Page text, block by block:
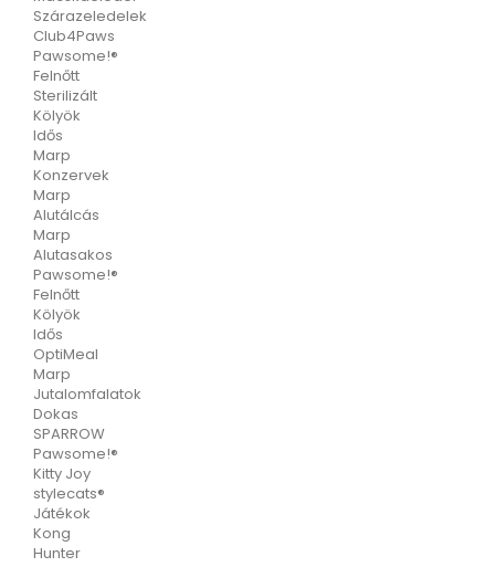
Szárazeledelek
Club4Paws
Pawsome!®
Felnőtt
Sterilizált
Kölyök
Idős
Marp
Konzervek
Marp
Alutálcás
Marp
Alutasakos
Pawsome!®
Felnőtt
Kölyök
Idős
OptiMeal
Marp
Jutalomfalatok
Dokas
SPARROW
Pawsome!®
Kitty Joy
stylecats®
Játékok
Kong
Hunter